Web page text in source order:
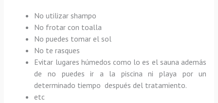
No utilizar shampo
No frotar con toalla
No puedes tomar el sol
No te rasques
Evitar lugares húmedos como lo es el sauna además
de no puedes ir a la piscina ni playa por un
determinado tiempo después del tratamiento.
etc